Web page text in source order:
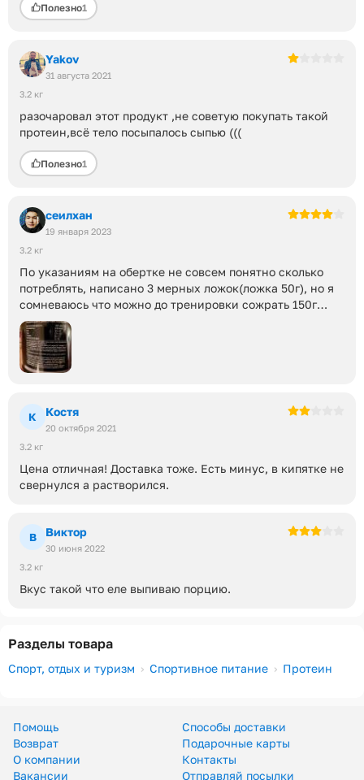
Полезно1
Yakov
31 августа 2021
3.2 кг
разочаровал этот продукт ,не советую покупать такой
протеин,всё тело посыпалось сыпью (((
Полезно1
сеилхан
19 января 2023
3.2 кг
По указаниям на обертке не совсем понятно сколько
потреблять, написано 3 мерных ложок(ложка 50г), но я
сомневаюсь что можно до тренировки сожрать 150г
протеина и после допустим через 2-3 часа еще столько
же... примите во внимание
К Костя
20 октября 2021
3.2 кг
Цена отличная! Доставка тоже. Есть минус, в кипятке не
свернулся а растворился.
В Виктор
30 июня 2022
3.2 кг
Вкус такой что еле выпиваю порцию.
Разделы товара
Спорт, отдых и туризм Спортивное питание Протеин
Помощь
Способы доставки
Возврат
Подарочные карты
О компании
Контакты
Вакансии
Отправляй посылки